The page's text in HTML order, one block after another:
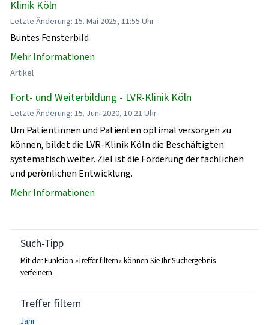
Klinik Köln
Letzte Änderung: 15. Mai 2025, 11:55 Uhr
Buntes Fensterbild
Mehr Informationen
Artikel
Fort- und Weiterbildung - LVR-Klinik Köln
Letzte Änderung: 15. Juni 2020, 10:21 Uhr
Um Patientinnen und Patienten optimal versorgen zu
können, bildet die LVR-Klinik Köln die Beschäftigten
systematisch weiter. Ziel ist die Förderung der fachlichen
und perönlichen Entwicklung.
Mehr Informationen
Such-Tipp
Mit der Funktion »Treffer filtern« können Sie Ihr Suchergebnis
verfeinern.
Treffer filtern
Jahr